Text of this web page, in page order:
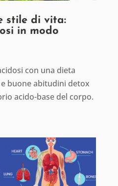
stile di vita:
in modo
con una dieta
buone abitudini detox
acido-base del corpo.